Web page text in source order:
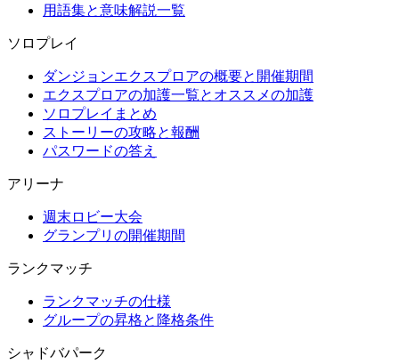
用語集と意味解説一覧
ソロプレイ
ダンジョンエクスプロアの概要と開催期間
エクスプロアの加護一覧とオススメの加護
ソロプレイまとめ
ストーリーの攻略と報酬
パスワードの答え
アリーナ
週末ロビー大会
グランプリの開催期間
ランクマッチ
ランクマッチの仕様
グループの昇格と降格条件
シャドバパーク